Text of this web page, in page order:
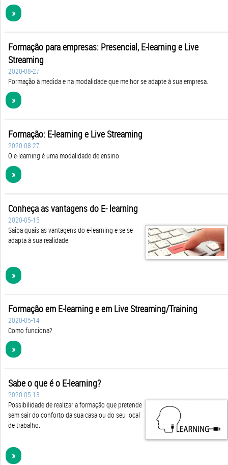
»
Formação para empresas: Presencial, E-learning e Live
Streaming
2020-08-27
Formação à medida e na modalidade que melhor se adapte à sua empresa.
»
Formação: E-learning e Live Streaming
2020-08-27
O e-learning é uma modalidade de ensino
»
Conheça as vantagens do E- learning
2020-05-15
Saiba quais as vantagens do e-learning e se se
adapta à sua realidade.
»
Formação em E-learning e em Live Streaming/Training
2020-05-14
Como funciona?
»
Sabe o que é o E-learning?
2020-05-13
Possibilidade de realizar a formação que pretende
sem sair do conforto da sua casa ou do seu local
de trabalho.
»